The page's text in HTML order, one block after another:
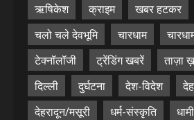
ऋषिकेश
क्राइम खबर हटकर
चलो चले देवभूमि
चारधाम
टेक्नॉलॉजी
ट्रेंडिंग खबरें ताज़ा
दिल्ली
दुर्घटना देश-विदेश
देहरादून/मसूरी
धर्म-संस्कृति